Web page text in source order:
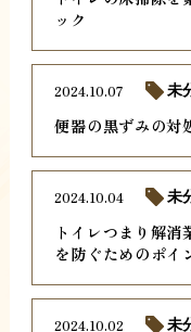
ック
便器の黒ずみの対
2024.10.07 未
トイレつまり解
を防ぐためのポイ
2024.10.04 未
2024.10.02 未